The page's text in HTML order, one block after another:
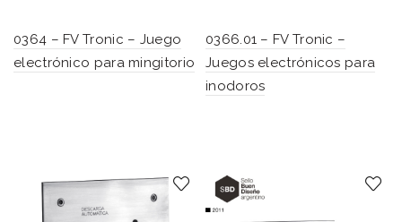
0364 – FV Tronic – Juego
electrónico para mingitorio
0366.01 – FV Tronic –
Juegos electrónicos para
inodoros